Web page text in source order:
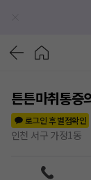
튼튼마취통증
로그인 후 별점확인
인천 서구 가정1동